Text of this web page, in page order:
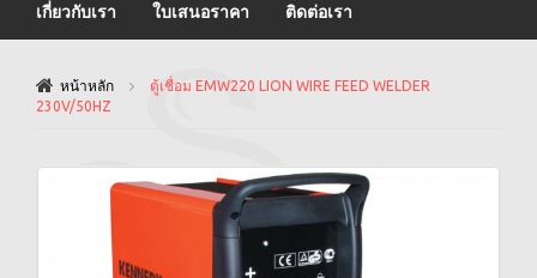
เกี่ยวกับเรา ใบเสนอราคา ติดต่อเรา
หน้าหลัก
ตู้เชื่อม EMW220 LION WIRE FEED WELDER
230V/50HZ